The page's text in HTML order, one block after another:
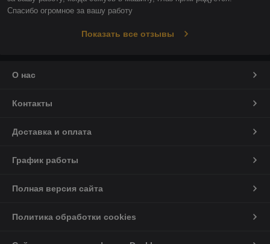
Спасибо огромное за вашу работу
Показать все отзывы
О нас
Контакты
Доставка и оплата
График работы
Полная версия сайта
Политика обработки cookies